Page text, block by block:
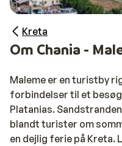
Kreta
Om Chania -
Maleme er en turistby
forbindelser til et
Platanias.
blandt turister om
en dejlig ferie på Kreta.